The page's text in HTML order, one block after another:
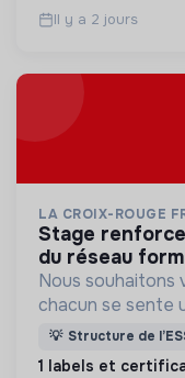
Il y a 2 jours
LA CROIX-ROUGE
stage renforcer à l’animation et l'outillage
du réseau
Nous souhaitons
chacun se sente
nous proposons
d’engagement
💡 Structure de
1 labels et